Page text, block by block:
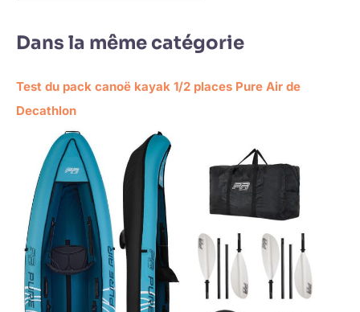
Dans la même catégorie
Test du pack canoë kayak 1/2 places Pure Air de
Decathlon